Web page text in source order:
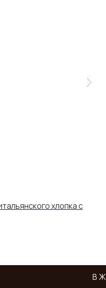
хлопка с
В